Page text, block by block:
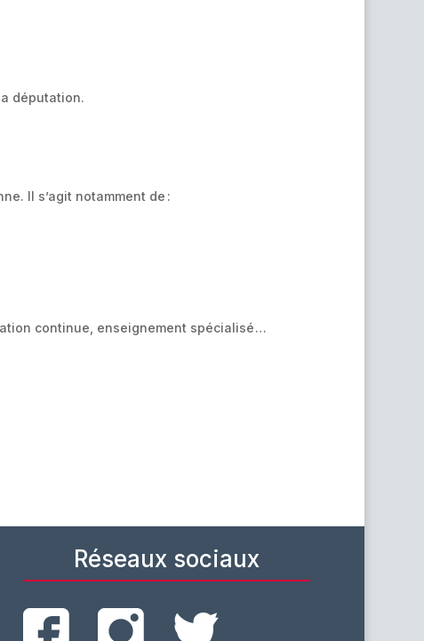
députation.
Il s’agit notamment de :
continue, enseignement spécialisé …
Réseaux sociaux